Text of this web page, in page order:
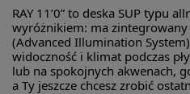
RAY 11’0” to deska SUP typu
wyróżnikiem: ma
(Advanced Illumination
widoczność i klimat podczas
lub na spokojnych akwenach,
a Ty jeszcze chcesz zrobić